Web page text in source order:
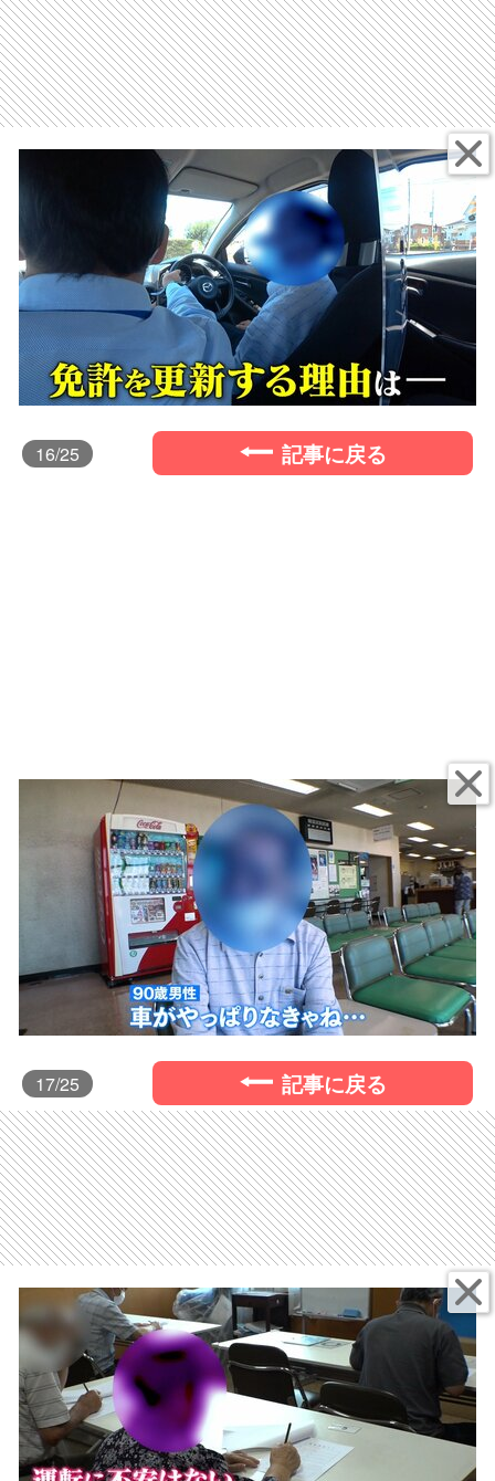
16/25 記事に戻る
17/25 記事に戻る